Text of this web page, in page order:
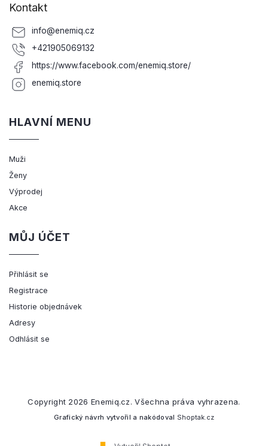
Kontakt
info@enemiq.cz
+421905069132
https://www.facebook.com/enemiq.store/
enemiq.store
HLAVNÍ MENU
Muži
Ženy
Výprodej
Akce
MŮJ ÚČET
Přihlásit se
Registrace
Historie objednávek
Adresy
Odhlásit se
Copyright 2026 Enemiq.cz. Všechna práva vyhrazena.
Grafický návrh vytvořil a nakódoval Shoptak.cz